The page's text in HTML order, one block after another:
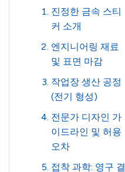
진정한 금속 스티
커 소개
엔지니어링 재료
및 표면 마감
작업장 생산 공정
(전기 형성)
전문가 디자인 가
이드라인 및 허용
오차
접착 과학: 영구 결